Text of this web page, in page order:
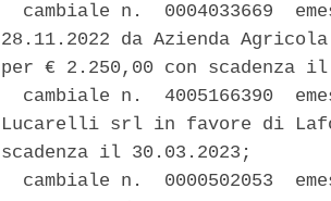
cambiale n.  0004033669
28.11.2022 da Azienda
per € 2.250,00 con scadenza
cambiale n.  4005166390
Lucarelli srl in favore di
scadenza il 30.03.2023;
cambiale n.  0000502053